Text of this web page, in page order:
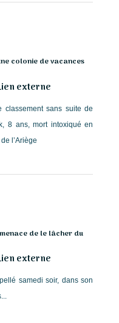
colonie de vacances
externe
sans suite de
8 ans, mort intoxiqué en
l’Ariège
de le lâcher du
externe
samedi soir, dans son